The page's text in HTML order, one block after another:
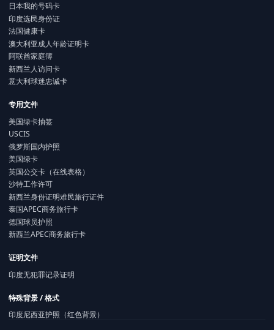
日本我的号码卡
印度选民身份证
法国健康卡
澳大利亚成人年龄证明卡
阿联酋家庭簿
新西兰人访问卡
意大利球迷忠诚卡
专用文件
美国绿卡抽签
USCIS
俄罗斯国内护照
美国绿卡
英国公交卡（在线表格）
沙特工作许可
新西兰身份证明难民旅行证件
泰国APEC商务旅行卡
德国球员护照
新西兰APEC商务旅行卡
证明文件
印度无犯罪记录证明
特殊背景 / 格式
印度尼西亚护照（红色背景）